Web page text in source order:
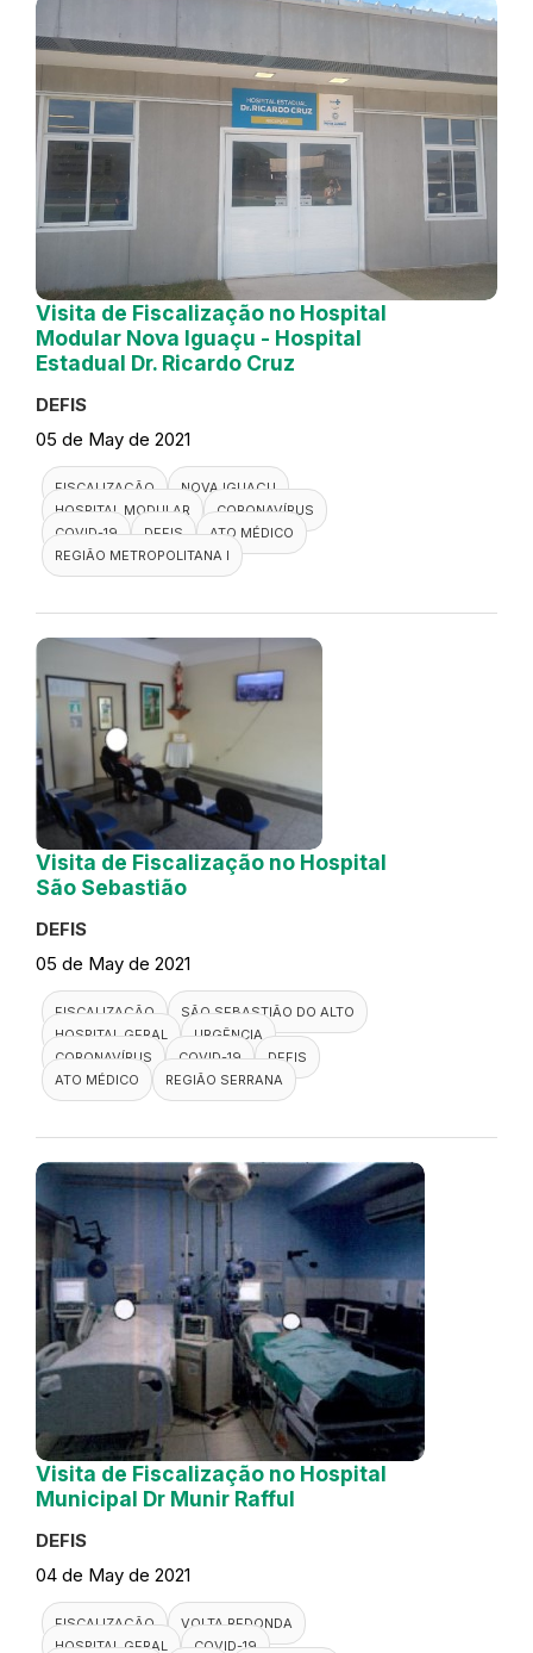
Visita de Fiscalização no Hospital
Modular Nova Iguaçu - Hospital
Estadual Dr. Ricardo Cruz
DEFIS
05 de May de 2021
FISCALIZAÇÃO
NOVA IGUAÇU
HOSPITAL MODULAR
CORONAVÍRUS
COVID-19
DEFIS
ATO MÉDICO
REGIÃO METROPOLITANA I
Visita de Fiscalização no Hospital
São Sebastião
DEFIS
05 de May de 2021
FISCALIZAÇÃO
SÃO SEBASTIÃO DO ALTO
HOSPITAL GERAL
URGÊNCIA
CORONAVÍRUS
COVID-19
DEFIS
ATO MÉDICO
REGIÃO SERRANA
Visita de Fiscalização no Hospital
Municipal Dr Munir Rafful
DEFIS
04 de May de 2021
FISCALIZAÇÃO
VOLTA REDONDA
HOSPITAL GERAL
COVID-19